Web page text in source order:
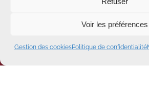
Voir les préférences
Gestion des cookiesPolitique de confidentialité